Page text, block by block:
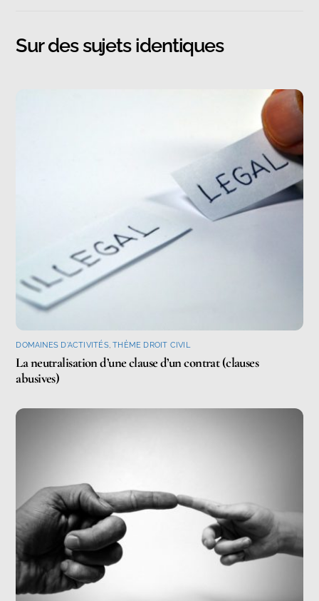
Sur des sujets identiques
DOMAINES D'ACTIVITÉS,THÈME DROIT CIVIL
La neutralisation d’une clause d’un contrat (clauses
abusives)